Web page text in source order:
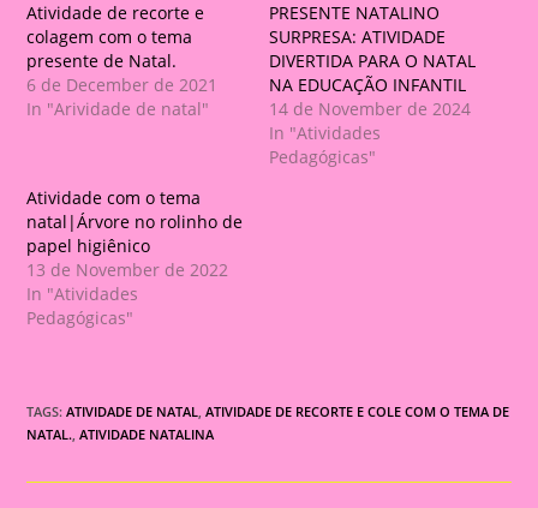
Atividade de recorte e
colagem com o tema
presente de Natal.
6 de December de 2021
In "Arividade de natal"
PRESENTE NATALINO
SURPRESA: ATIVIDADE
DIVERTIDA PARA O NATAL
NA EDUCAÇÃO INFANTIL
14 de November de 2024
In "Atividades
Pedagógicas"
Atividade com o tema
natal|Árvore no rolinho de
papel higiênico
13 de November de 2022
In "Atividades
Pedagógicas"
TAGS:ATIVIDADE DE NATAL, ATIVIDADE DE RECORTE E COLE COM O TEMA DE
NATAL., ATIVIDADE NATALINA